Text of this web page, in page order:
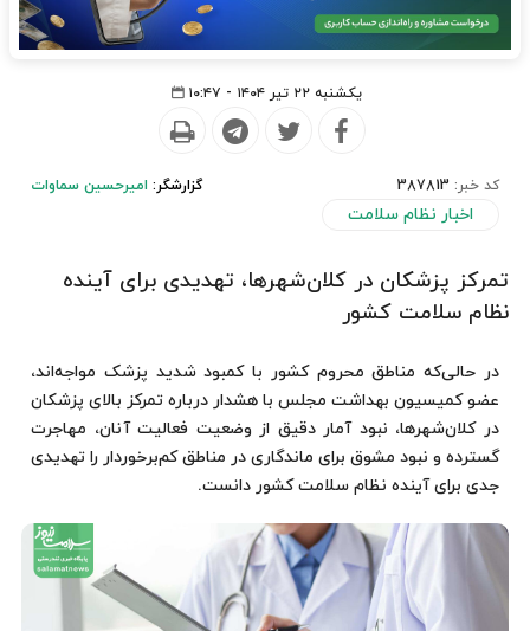
یکشنبه ۲۲ تیر ۱۴۰۴ - ۱۰:۴۷
کد خبر: 387813
اخبار نظام سلامت
گزارشگر: امیرحسین سماوات
تمرکز پزشکان در کلان‌شهرها، تهدیدی برای آینده
نظام سلامت کشور
در حالی‌که مناطق محروم کشور با کمبود شدید پزشک مواجه‌اند،
عضو کمیسیون بهداشت مجلس با هشدار درباره تمرکز بالای پزشکان
در کلان‌شهرها، نبود آمار دقیق از وضعیت فعالیت آنان، مهاجرت
گسترده و نبود مشوق برای ماندگاری در مناطق کم‌برخوردار را تهدیدی
جدی برای آینده نظام سلامت کشور دانست.